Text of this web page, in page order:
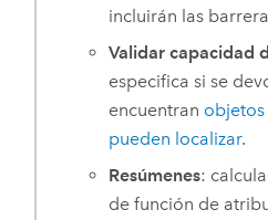
incluirán las
Validar capacidad
especifica si se
encuentran objetos
pueden localizar.
Resúmenes:
de función de